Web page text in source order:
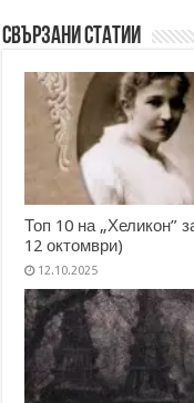
Свързани статии
Топ 10 на „Хеликон”
12 октомври)
12.10.2025